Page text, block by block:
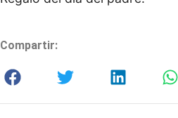
Compartir: